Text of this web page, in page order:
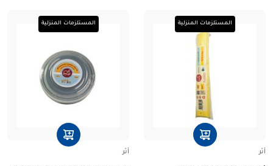
المستلزمات المنزلية
أثر
المستلزمات المنزلية
أثر